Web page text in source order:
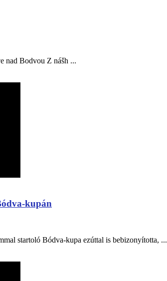
nad Bodvou Z nášh ...
kupán
startoló Bódva-kupa ezúttal is bebizonyította, ...